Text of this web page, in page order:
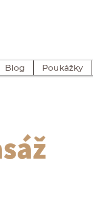
Blog Poukážky